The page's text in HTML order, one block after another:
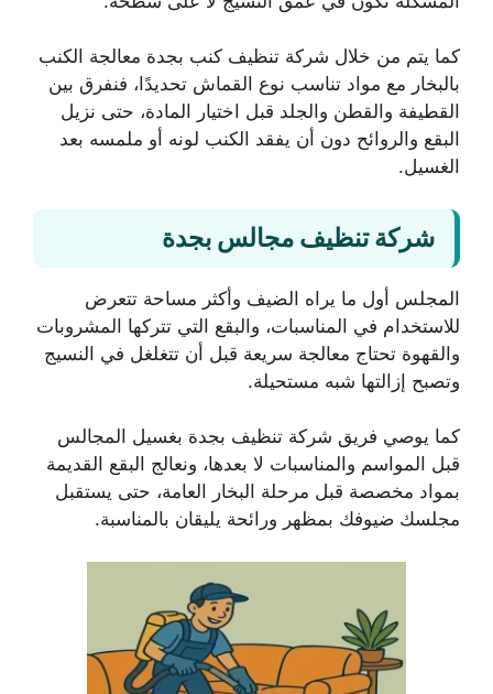
كما يتم من خلال شركة تنظيف كنب بجدة معالجة الكنب
بالبخار مع مواد تناسب نوع القماش تحديدًا، فنفرق بين
القطيفة والقطن والجلد قبل اختيار المادة، حتى نزيل
البقع والروائح دون أن يفقد الكنب لونه أو ملمسه بعد
الغسيل.
شركة تنظيف مجالس بجدة
المجلس أول ما يراه الضيف وأكثر مساحة تتعرض
للاستخدام في المناسبات، والبقع التي تتركها المشروبات
والقهوة تحتاج معالجة سريعة قبل أن تتغلغل في النسيج
وتصبح إزالتها شبه مستحيلة.
كما يوصي فريق شركة تنظيف بجدة بغسيل المجالس
قبل المواسم والمناسبات لا بعدها، ونعالج البقع القديمة
بمواد مخصصة قبل مرحلة البخار العامة، حتى يستقبل
مجلسك ضيوفك بمظهر ورائحة يليقان بالمناسبة.